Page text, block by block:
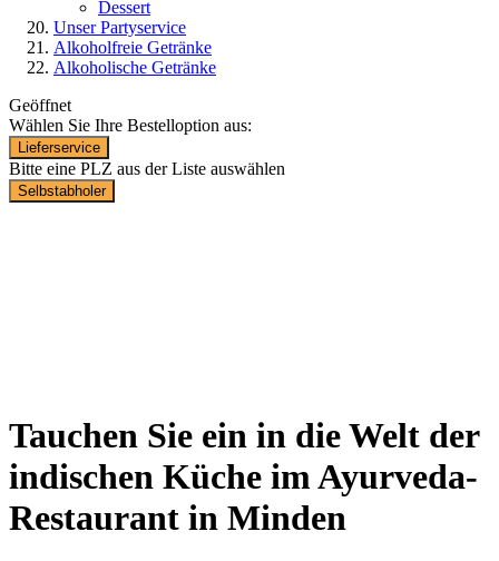
Dessert
Unser Partyservice
Alkoholfreie Getränke
Alkoholische Getränke
Geöffnet
Wählen Sie Ihre Bestelloption aus:
Lieferservice
Bitte eine PLZ aus der Liste auswählen
Selbstabholer
Tauchen Sie ein in die Welt der
indischen Küche im Ayurveda-
Restaurant in Minden